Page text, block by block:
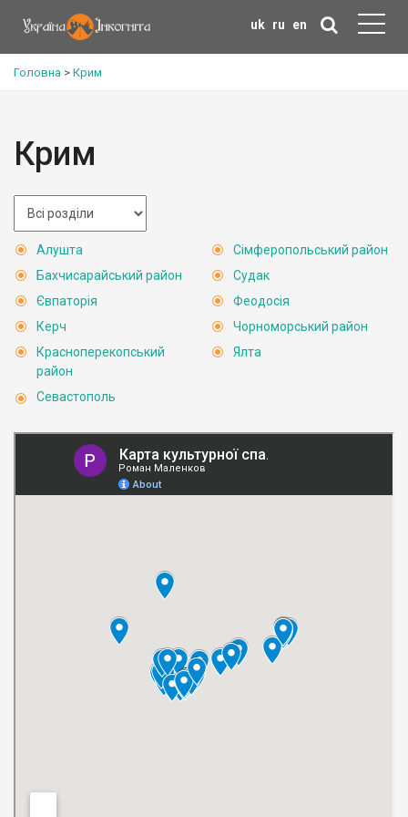
uk ru en
Головна > Крим
Крим
Алушта
Бахчисарайський район
Євпаторія
Керч
Красноперекопський
район
Севастополь
Сімферопольський район
Судак
Феодосія
Чорноморський район
Ялта